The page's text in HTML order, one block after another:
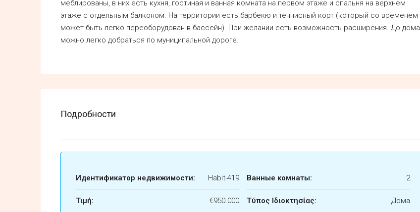
меблированы, в них есть кухня, гостиная и ванная комната на первом этаже и спальня на верхнем
этаже с отдельным балконом. На территории есть барбекю и теннисный корт (который со временем
может быть легко переоборудован в бассейн). При желании есть возможность расширения. До дома
можно легко добраться по муниципальной дороге.
Подробности
Идентификатор недвижимости: Habit-419
Τιμή: €950.000
Ванные комнаты: 2
Τύπος Ιδιοκτησίας: Дома